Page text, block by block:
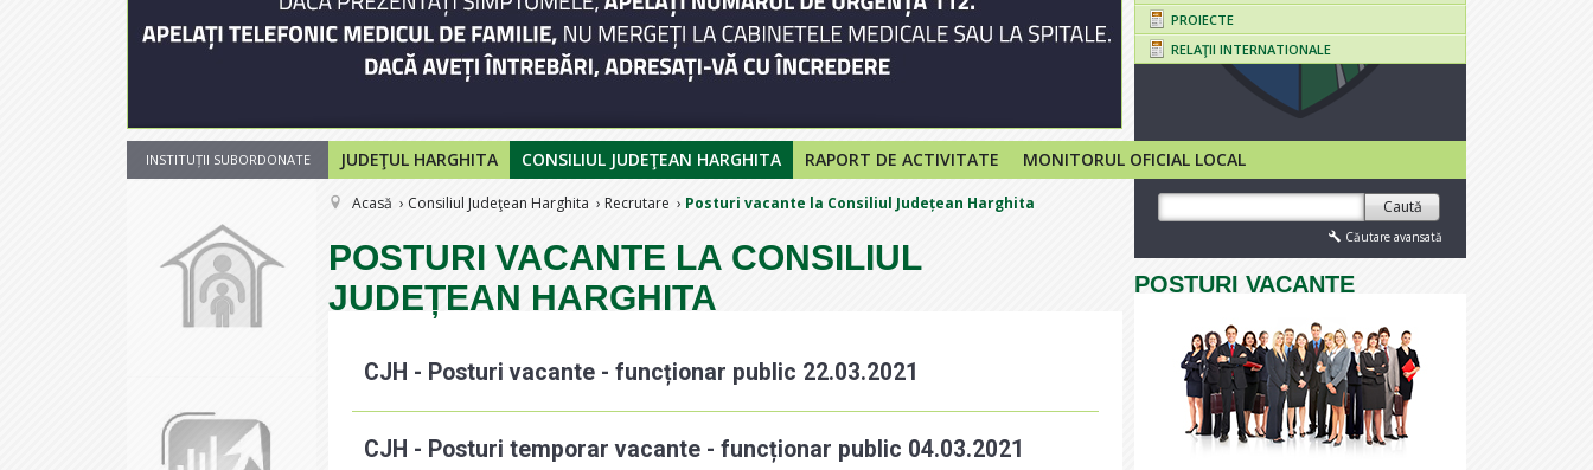
12
PROIECTE
RELAŢII INTERNATIONALE
INSTITUȚII SUBORDONATE JUDEŢUL HARGHITA CONSILIUL JUDEŢEAN HARGHITA RAPORT DE ACTIVITATE MONITORUL OFICIAL LOCAL
Acasă Consiliul Judeţean Harghita Recrutare Posturi vacante la Consiliul Județean Harghita
POSTURI VACANTE LA CONSILIUL
JUDEȚEAN HARGHITA
CJH - Posturi vacante - funcționar public 22.03.2021
CJH - Posturi temporar vacante - funcționar public 04.03.2021
Caută
Căutare avansată
POSTURI VACANTE